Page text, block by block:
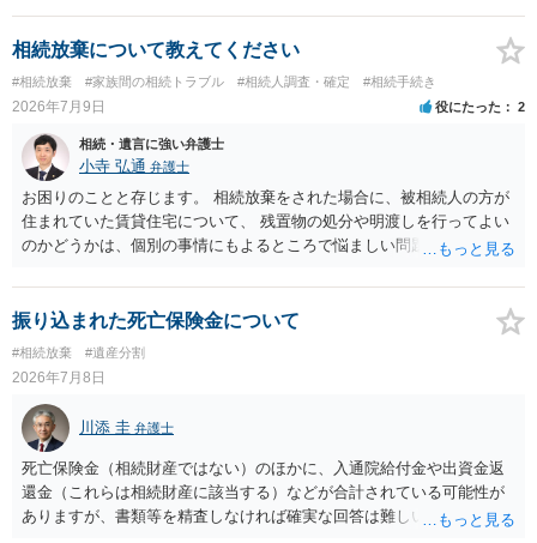
けてくれないところもあるようです。 複数の法律事務所に聞いて（相
見積もりをとって）、一番安いところでやってもらうことに決めれ
ば、キューちゃんママさんの御希望をかなえることができるのではな
いでしょうか。 あるいは相続放棄であれば御自分でできなくもないと
は思います。その場合、かかるのは戸籍等の取得費用と印紙代だけと
なります。家庭裁判所のサイトから用紙を取得すると共に必要な書類
を確認し、印紙と共に家庭裁判所に提出して相続放棄申述受理通知書
を待つという流れになります。
能と思われます。時間が思った以上にないので必要書類をてきぱきと
揃える必要があります。その点是非御注意ください。
相続放棄について教えてください
#相続放棄 #家族間の相続トラブル #相続人調査・確定 #相続手続き
2026年7月9日 役にたった 2
相続・遺言に強い弁護士
小寺 弘通 弁護士
お困りのことと存じます。 相続放棄をされた場合に、被相続人の方が
住まれていた賃貸住宅について、 残置物の処分や明渡しを行ってよい
のかどうかは、個別の事情にもよるところで悩ましい問題です。 相続
場合、 「相続財産を処分」したと評価され、相続放棄が無効となるリ
スクが一応あるからです。 ただし、実際には、自宅内にめぼしい財産
がなく、滞納賃料が増え続けるのを止めるため、 解約をして鍵を返却
してしまうというケースもそれなりにあります。 また、お母様の通帳
や印鑑などは現に保管されているのであれば、 そのまま保管されてお
いた方が良いかと思います。 相続人全員が相続放棄された場合には、
相続財産清算人が選任される場合があり、 その場合には当該清算人に
引き継いでいただくことになります。 ちなみに前提として、お母様の
お姉さんがご存命である以上、 その子（甥、姪）にはそもそも相続権
は発生しないので、甥姪の方々は相続放棄は不要になると考えられま
す。 明確にお答えができずに申し訳ありませんが、以上ご参考にして
振り込まれた死亡保険金について
#相続放棄 #遺産分割
2026年7月8日
川添 圭 弁護士
死亡保険金（相続財産ではない）のほかに、入通院給付金や出資金返
還金（これらは相続財産に該当する）などが合計されている可能性が
ありますが、書類等を精査しなければ確実な回答は難しいところで